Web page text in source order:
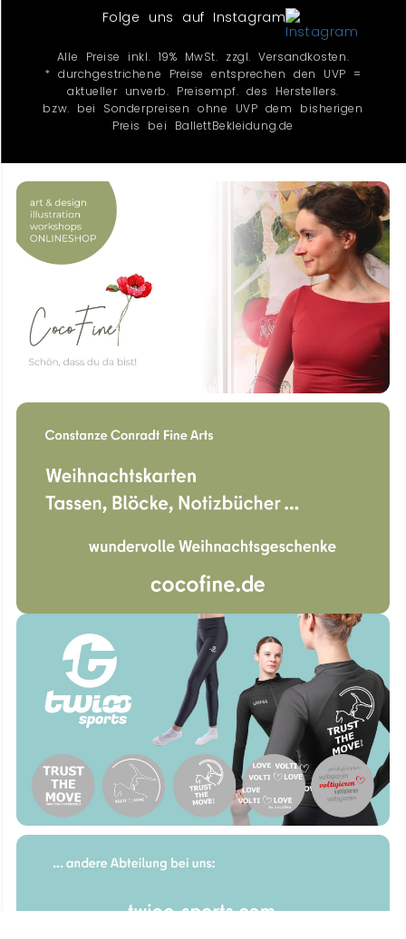
Folge uns auf Instagram
Alle Preise inkl. 19% MwSt. zzgl. Versandkosten.
* durchgestrichene Preise entsprechen den UVP =
aktueller unverb. Preisempf. des Herstellers.
bzw. bei Sonderpreisen ohne UVP dem bisherigen
Preis bei BallettBekleidung.de